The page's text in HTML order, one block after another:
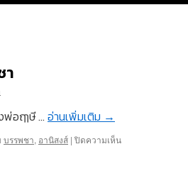
า
อฤๅษี … อ่านเพิ่มเติม →
บรรพชา, อานิสงส์ | ปิดความเห็นบน